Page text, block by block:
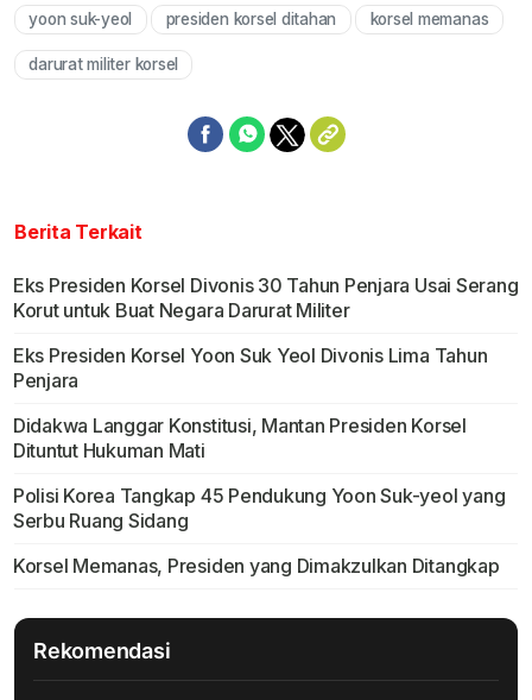
Mute
yoon suk-yeol presiden korsel ditahan korsel memanas
darurat militer korsel
Berita Terkait
Eks Presiden Korsel Divonis 30 Tahun Penjara Usai Serang
Korut untuk Buat Negara Darurat Militer
Eks Presiden Korsel Yoon Suk Yeol Divonis Lima Tahun
Penjara
Didakwa Langgar Konstitusi, Mantan Presiden Korsel
Dituntut Hukuman Mati
Polisi Korea Tangkap 45 Pendukung Yoon Suk-yeol yang
Serbu Ruang Sidang
Korsel Memanas, Presiden yang Dimakzulkan Ditangkap
Rekomendasi